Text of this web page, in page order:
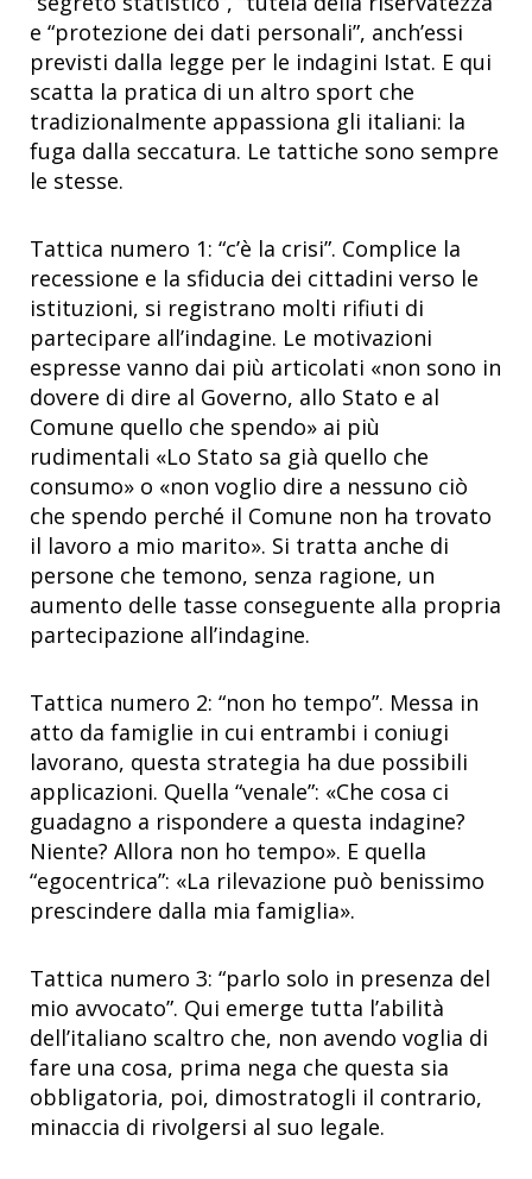
e “protezione dei dati personali”, anch’essi
previsti dalla legge per le indagini Istat. E qui
scatta la pratica di un altro sport che
tradizionalmente appassiona gli italiani: la
fuga dalla seccatura. Le tattiche sono sempre
le stesse.
Tattica numero 1: “c’è la crisi”. Complice la
recessione e la sfiducia dei cittadini verso le
istituzioni, si registrano molti rifiuti di
partecipare all’indagine. Le motivazioni
espresse vanno dai più articolati «non sono in
dovere di dire al Governo, allo Stato e al
Comune quello che spendo» ai più
rudimentali «Lo Stato sa già quello che
consumo» o «non voglio dire a nessuno ciò
che spendo perché il Comune non ha trovato
il lavoro a mio marito». Si tratta anche di
persone che temono, senza ragione, un
aumento delle tasse conseguente alla propria
partecipazione all’indagine.
Tattica numero 2: “non ho tempo”. Messa in
atto da famiglie in cui entrambi i coniugi
lavorano, questa strategia ha due possibili
applicazioni. Quella “venale”: «Che cosa ci
guadagno a rispondere a questa indagine?
Niente? Allora non ho tempo». E quella
“egocentrica”: «La rilevazione può benissimo
prescindere dalla mia famiglia».
Tattica numero 3: “parlo solo in presenza del
mio avvocato”. Qui emerge tutta l’abilità
dell’italiano scaltro che, non avendo voglia di
fare una cosa, prima nega che questa sia
obbligatoria, poi, dimostratogli il contrario,
minaccia di rivolgersi al suo legale.